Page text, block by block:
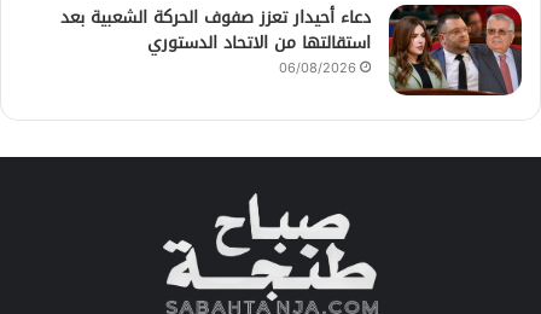
دعاء أحيدار تعزز صفوف الحركة الشعبية بعد
استقالتها من الاتحاد الدستوري
06/08/2026